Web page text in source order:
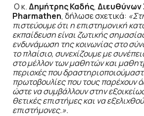
Ο κ.ΔημήτρηςΚαδής, Διευθύνων
Pharmathen, δήλωσε σχετικά:
πιστεύουμε ότι η επιστημονική
εκπαίδευση είναι ζωτικής
ενδυνάμωση της κοινωνίας στο
το πλαίσιο, συνεχίζουμε με
στο μέλλον των μαθητών και
περιοχές που
πρωτοβουλίες που τους παρέχουν
ώστε να συμβάλλουν στην
θετικές επιστήμες και να
επιστήμονες.».